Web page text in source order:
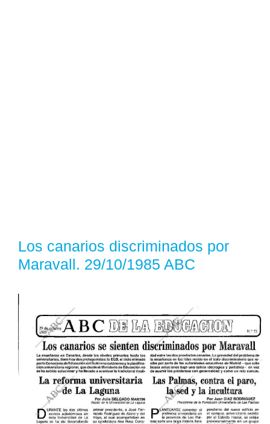
Los canarios discriminados por
Maravall. 29/10/1985 ABC